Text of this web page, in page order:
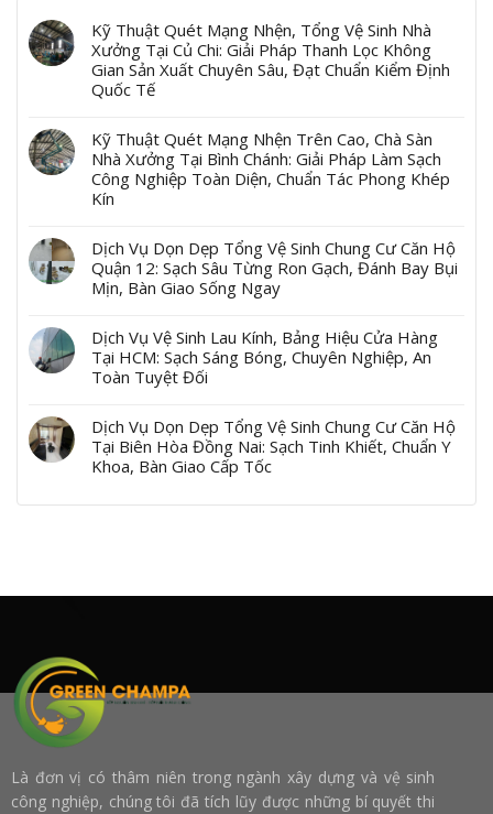
Kỹ Thuật Quét Mạng Nhện, Tổng Vệ Sinh Nhà
Xưởng Tại Củ Chi: Giải Pháp Thanh Lọc Không
Gian Sản Xuất Chuyên Sâu, Đạt Chuẩn Kiểm Định
Quốc Tế
Kỹ Thuật Quét Mạng Nhện Trên Cao, Chà Sàn
Nhà Xưởng Tại Bình Chánh: Giải Pháp Làm Sạch
Công Nghiệp Toàn Diện, Chuẩn Tác Phong Khép
Kín
Dịch Vụ Dọn Dẹp Tổng Vệ Sinh Chung Cư Căn Hộ
Quận 12: Sạch Sâu Từng Ron Gạch, Đánh Bay Bụi
Mịn, Bàn Giao Sống Ngay
Dịch Vụ Vệ Sinh Lau Kính, Bảng Hiệu Cửa Hàng
Tại HCM: Sạch Sáng Bóng, Chuyên Nghiệp, An
Toàn Tuyệt Đối
Dịch Vụ Dọn Dẹp Tổng Vệ Sinh Chung Cư Căn Hộ
Tại Biên Hòa Đồng Nai: Sạch Tinh Khiết, Chuẩn Y
Khoa, Bàn Giao Cấp Tốc
Là đơn vị có thâm niên trong ngành xây dựng và vệ sinh
công nghiệp, chúng tôi đã tích lũy được những bí quyết thi